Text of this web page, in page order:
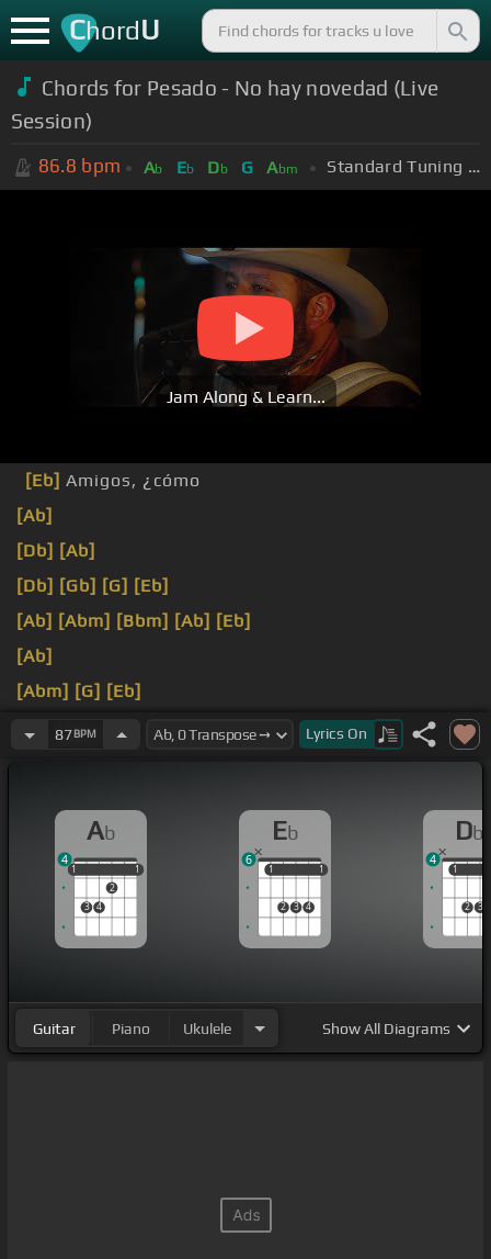
ChordU
Chords for Pesado - No hay novedad (Live
Session)
86.8 bpm Ab Eb Db G Abm Standard Tuning (EADGBE)
Jam Along & Learn...
[Eb] Amigos, ¿cómo
[Ab]
[Db] [Ab]
[Db] [Gb] [G] [Eb]
[Ab] [Abm] [Bbm] [Ab] [Eb]
[Ab]
[Abm] [G] [Eb]
87BPM Lyrics On
Ab
1
3 4
2
1
1 1
4
Eb
1
2 3 4
1
1 1
6
Db
1
2 3
1
4
Guitar Piano Ukulele ShowAll Diagrams